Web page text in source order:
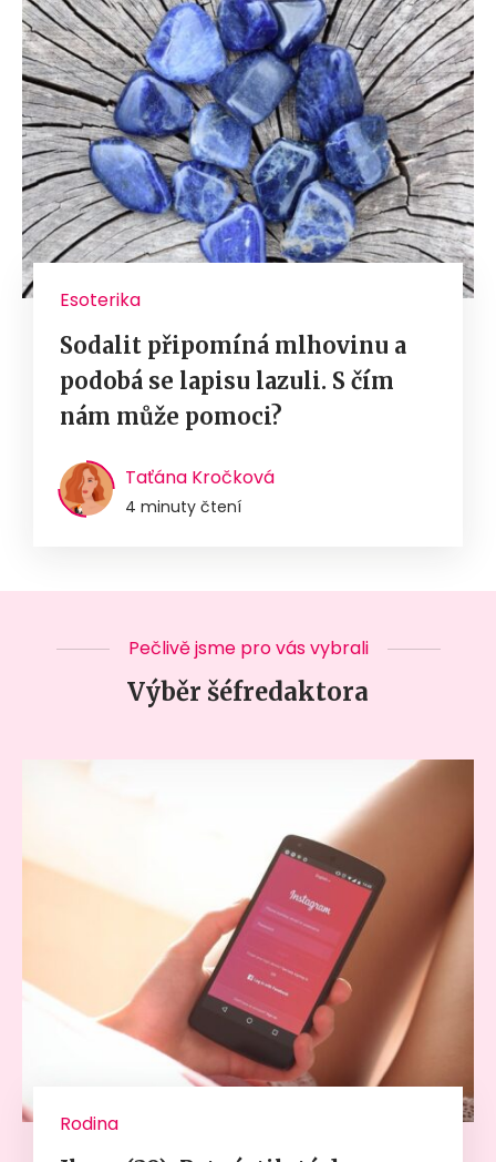
Esoterika
Sodalit připomíná mlhovinu a
podobá se lapisu lazuli. S čím
nám může pomoci?
Taťána Kročková
4 minuty čtení
Pečlivě jsme pro vás vybrali
Výběr šéfredaktora
Rodina